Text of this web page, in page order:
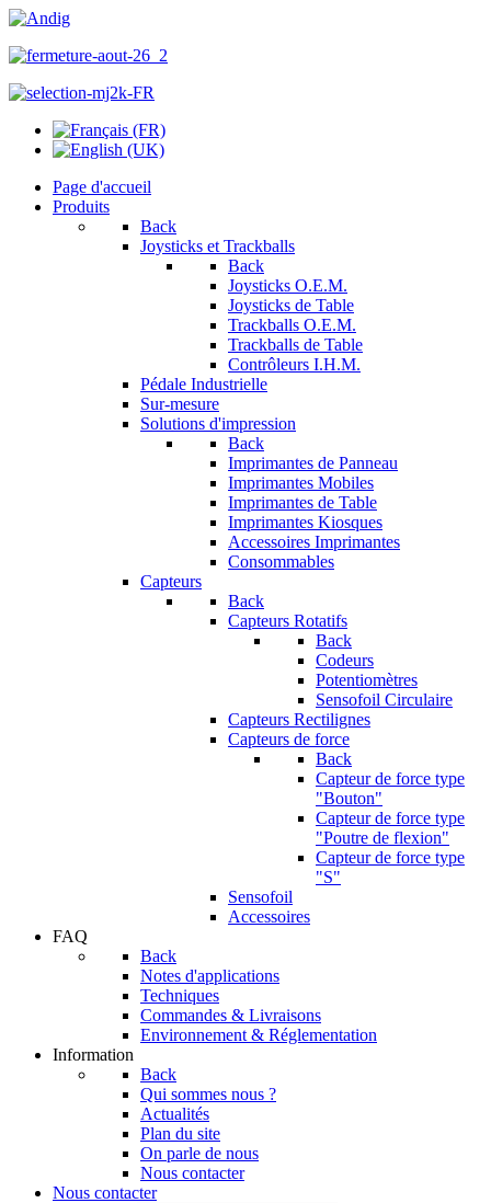
Page d'accueil
Produits
Back
Joysticks et Trackballs
Back
Joysticks O.E.M.
Joysticks de Table
Trackballs O.E.M.
Trackballs de Table
Contrôleurs I.H.M.
Pédale Industrielle
Sur-mesure
Solutions d'impression
Back
Imprimantes de Panneau
Imprimantes Mobiles
Imprimantes de Table
Imprimantes Kiosques
Accessoires Imprimantes
Consommables
Capteurs
Back
Capteurs Rotatifs
Back
Codeurs
Potentiomètres
Sensofoil Circulaire
Capteurs Rectilignes
Capteurs de force
Back
Capteur de force type
"Bouton"
Capteur de force type
"Poutre de flexion"
Capteur de force type
"S"
Sensofoil
Accessoires
FAQ
Back
Notes d'applications
Techniques
Commandes & Livraisons
Environnement & Réglementation
Information
Back
Qui sommes nous ?
Actualités
Plan du site
On parle de nous
Nous contacter
Nous contacter